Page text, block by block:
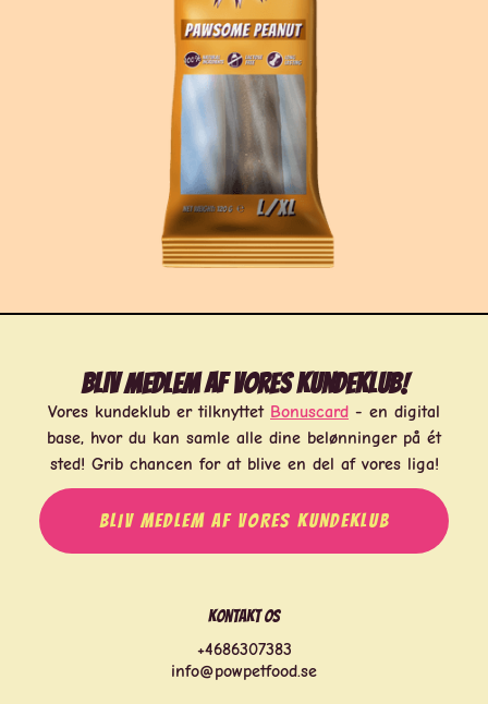
Bliv medlem af vores kundeklub!
Vores kundeklub er tilknyttet Bonuscard - en digital
base, hvor du kan samle alle dine belønninger på ét
sted! Grib chancen for at blive en del af vores liga!
BLIV MEDLEM AF VORES KUNDEKLUB
Kontakt os
+4686307383
info@powpetfood.se